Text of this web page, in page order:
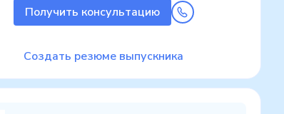
Получить консультацию
Создать резюме выпускника